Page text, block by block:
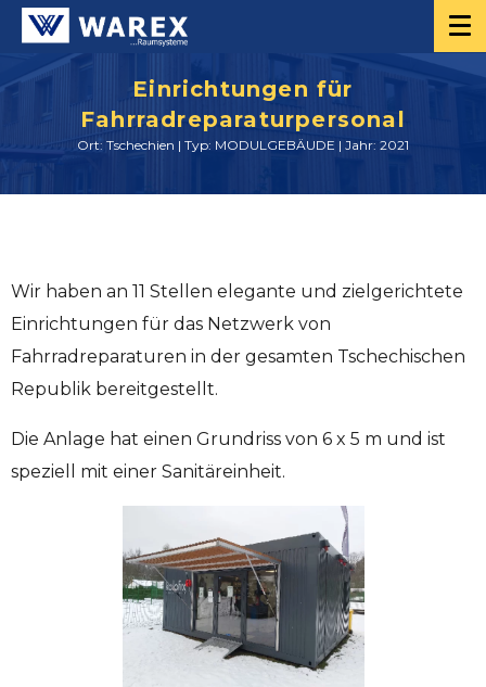
Einrichtungen für
Fahrradreparaturpersonal
Ort: Tschechien | Typ: MODULGEBÄUDE | Jahr: 2021
Wir haben an 11 Stellen elegante und zielgerichtete
Einrichtungen für das Netzwerk von
Fahrradreparaturen in der gesamten Tschechischen
Republik bereitgestellt.
Die Anlage hat einen Grundriss von 6 x 5 m und ist
speziell mit einer Sanitäreinheit.